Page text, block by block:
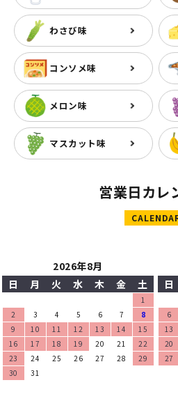
わさび味
コンソメ味
メロン味
マスカット味
営業日カレ
2026年8月
日
月 火 水 木 金 土
1
2
3 4 5 6 7
8
9
10 11 12 13 14
15
16
17 18 19 20 21
22
23
24 25 26 27 28
29
30
31
日
6
13
20
27